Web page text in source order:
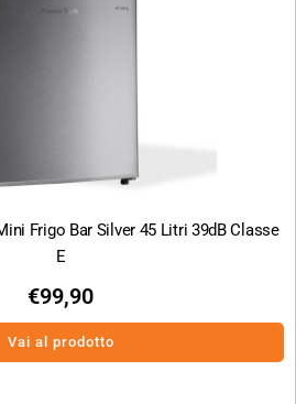
Frigo Bar Silver 45 Litri 39dB Classe
E
€99,90
Vai al prodotto